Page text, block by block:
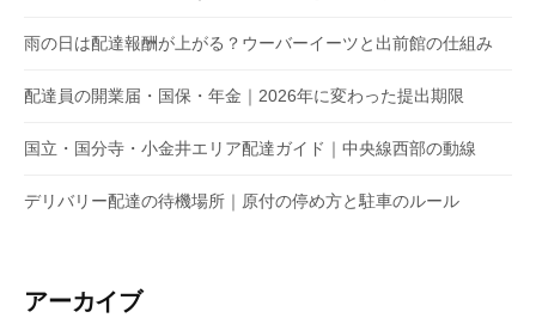
雨の日は配達報酬が上がる？ウーバーイーツと出前館の仕組み
配達員の開業届・国保・年金｜2026年に変わった提出期限
国立・国分寺・小金井エリア配達ガイド｜中央線西部の動線
デリバリー配達の待機場所｜原付の停め方と駐車のルール
アーカイブ